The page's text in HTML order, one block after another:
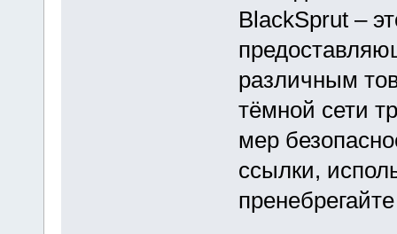
BlackSprut –
различным
тёмной сети
мер
ссылки,